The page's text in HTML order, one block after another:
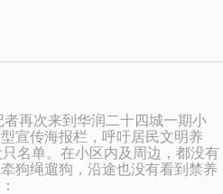
再次来到华润二十四城一期小
宣传海报栏，呼吁居民文明养
名单。在小区内及周边，都没有
狗绳遛狗，沿途也没有看到禁养